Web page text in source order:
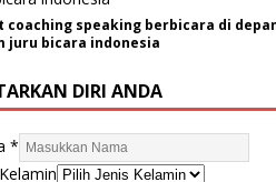
coaching speaking berbicara di
juru bicara indonesia
DIRI ANDA
*